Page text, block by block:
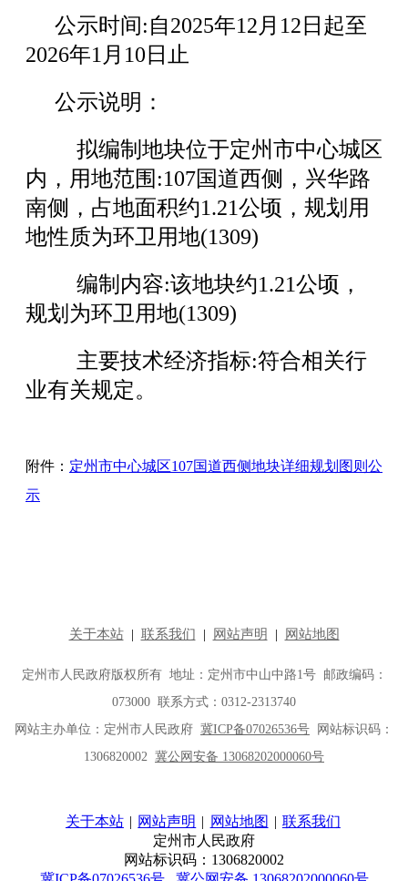
公示时间:自2025年12月12日起至
2026年1月10日止
公示说明：
拟编制地块位于定州市中心城区
内，用地范围:107国道西侧，兴华路
南侧，占地面积约1.21公顷，规划用
地性质为环卫用地(1309)
编制内容:该地块约1.21公顷，
规划为环卫用地(1309)
主要技术经济指标:符合相关行
业有关规定。
附件： 定州市中心城区107国道西侧地块详细规划图则公
示
关于本站 | 网站声明 | 网站地图 | 联系我们
定州市人民政府
网站标识码：1306820002